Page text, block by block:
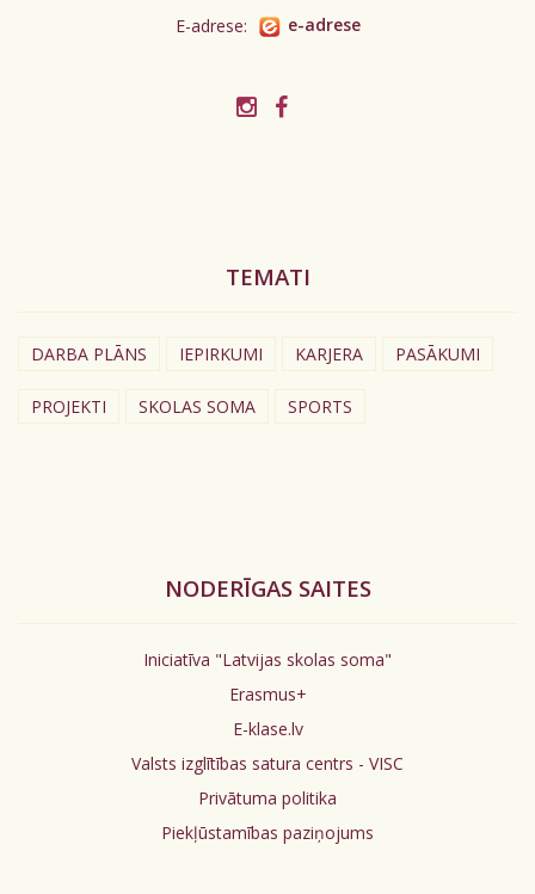
E-adrese:
e-adrese
TEMATI
DARBA PLĀNS IEPIRKUMI KARJERA PASĀKUMI
PROJEKTI SKOLAS SOMA SPORTS
NODERĪGAS SAITES
Iniciatīva "Latvijas skolas soma"
Erasmus+
E-klase.lv
Valsts izglītības satura centrs - VISC
Privātuma politika
Piekļūstamības paziņojums